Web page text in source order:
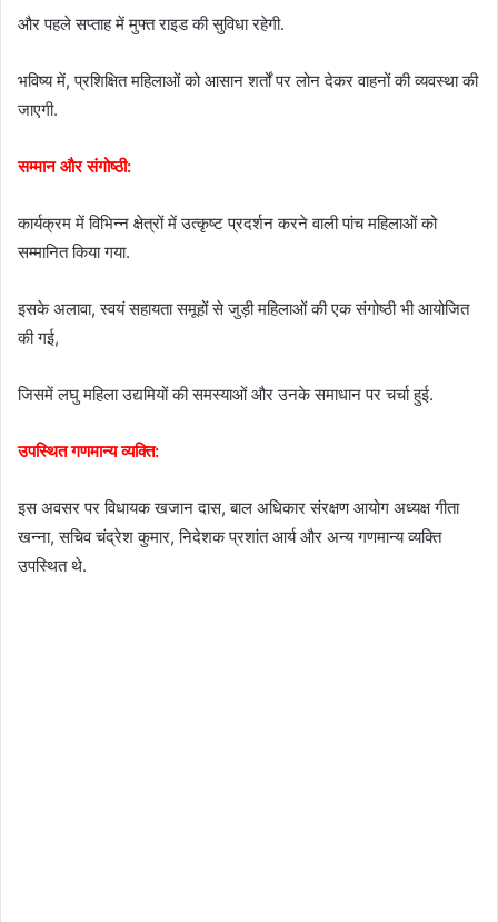
और पहले सप्ताह में मुफ्त राइड की सुविधा रहेगी.
भविष्य में, प्रशिक्षित महिलाओं को आसान शर्तों पर लोन देकर वाहनों की व्यवस्था की
जाएगी.
सम्मान और संगोष्ठी:
कार्यक्रम में विभिन्न क्षेत्रों में उत्कृष्ट प्रदर्शन करने वाली पांच महिलाओं को
सम्मानित किया गया.
इसके अलावा, स्वयं सहायता समूहों से जुड़ी महिलाओं की एक संगोष्ठी भी आयोजित
की गई,
जिसमें लघु महिला उद्यमियों की समस्याओं और उनके समाधान पर चर्चा हुई.
उपस्थित गणमान्य व्यक्ति:
इस अवसर पर विधायक खजान दास, बाल अधिकार संरक्षण आयोग अध्यक्ष गीता
खन्ना, सचिव चंद्रेश कुमार, निदेशक प्रशांत आर्य और अन्य गणमान्य व्यक्ति
उपस्थित थे.